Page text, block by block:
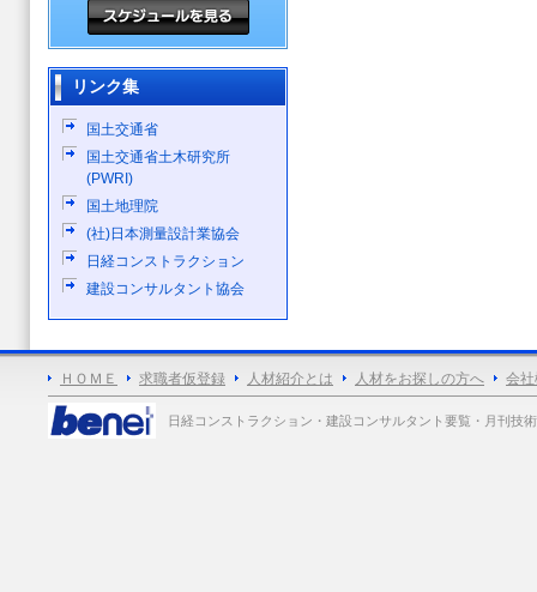
リンク集
国土交通省
国土交通省土木研究所
(PWRI)
国土地理院
(社)日本測量設計業協会
日経コンストラクション
建設コンサルタント協会
ＨＯＭＥ 求職者仮登録 人材紹介とは 人材をお探しの方へ 会
日経コンストラクション・建設コンサルタント要覧・月刊